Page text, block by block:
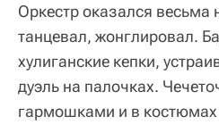
Оркестр оказался весьма
танцевал, жонглировал.
хулиганские кепки,
дуэль на палочках.
гармошками и в